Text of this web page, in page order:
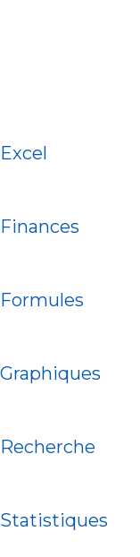
Excel
Finances
Formules
Graphiques
Recherche
Statistiques